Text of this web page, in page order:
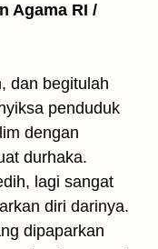
Agama RI /
dan begitulah
penduduk
dengan
durhaka.
lagi sangat
diri darinya.
dipaparkan